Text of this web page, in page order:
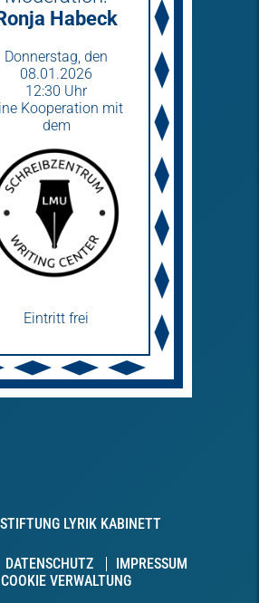
Habeck
Donnerstag­, den
08.01.2026
12:30 Uhr
Kooperation mit
dem
Eintritt frei
LYRIK KABINETT
DATENSCHUTZ
IMPRESSUM
COOKIE VERWALTUNG